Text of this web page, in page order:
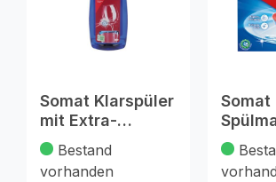
Somat Klarspüler
mit Extra-
Trocken-Effekt
750ml
Bestand
vorhanden
Somat
bs
67